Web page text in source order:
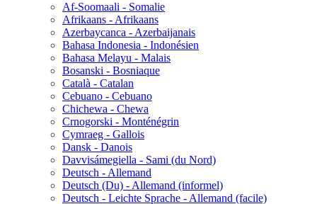
Af-Soomaali - Somalie
Afrikaans - Afrikaans
Azerbaycanca - Azerbaijanais
Bahasa Indonesia - Indonésien
Bahasa Melayu - Malais
Bosanski - Bosniaque
Català - Catalan
Cebuano - Cebuano
Chichewa - Chewa
Crnogorski - Monténégrin
Cymraeg - Gallois
Dansk - Danois
Davvisámegiella - Sami (du Nord)
Deutsch - Allemand
Deutsch (Du) - Allemand (informel)
Deutsch - Leichte Sprache - Allemand (facile)